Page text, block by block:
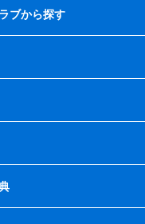
ブから探す